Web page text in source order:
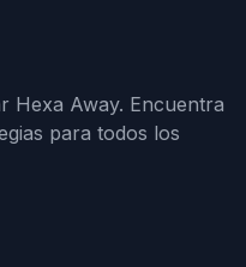
Hexa Away. Encuentra
para todos los